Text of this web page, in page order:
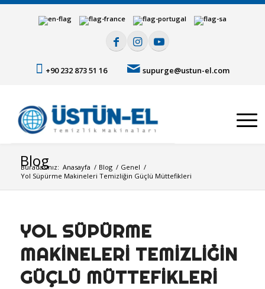
+90 232 873 51 16 supurge@ustun-el.com
Blog
Buradasınız: Anasayfa / Blog / Genel /
Yol Süpürme Makineleri Temizliğin Güçlü Müttefikleri
YOL SÜPÜRME
MAKINELERI TEMIZLIĞIN
GÜÇLÜ MÜTTEFIKLERI